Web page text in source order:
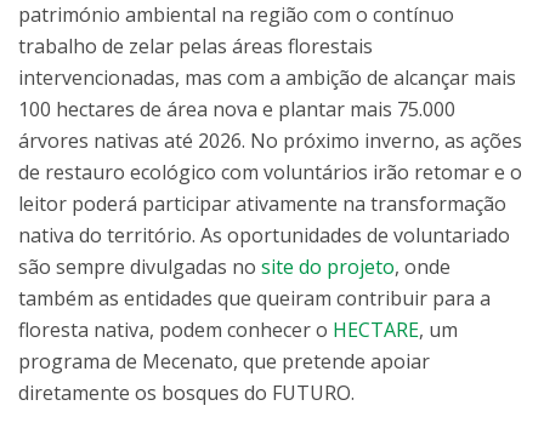
património ambiental na região com o contínuo
trabalho de zelar pelas áreas florestais
intervencionadas, mas com a ambição de alcançar mais
100 hectares de área nova e plantar mais 75.000
árvores nativas até 2026. No próximo inverno, as ações
de restauro ecológico com voluntários irão retomar e o
leitor poderá participar ativamente na transformação
nativa do território. As oportunidades de voluntariado
são sempre divulgadas no site do projeto, onde
também as entidades que queiram contribuir para a
floresta nativa, podem conhecer o HECTARE, um
programa de Mecenato, que pretende apoiar
diretamente os bosques do FUTURO.